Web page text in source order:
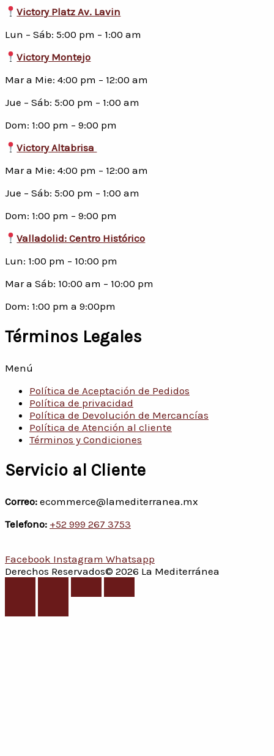
Victory Platz Av. Lavin
Lun – Sáb: 5:00 pm – 1:00 am
Victory Montejo
Mar a Mie: 4:00 pm – 12:00 am
Jue – Sáb: 5:00 pm – 1:00 am
Dom: 1:00 pm – 9:00 pm
Victory Altabrisa
Mar a Mie: 4:00 pm – 12:00 am
Jue – Sáb: 5:00 pm – 1:00 am
Dom: 1:00 pm – 9:00 pm
Valladolid: Centro Histórico
Lun: 1:00 pm – 10:00 pm
Mar a Sáb: 10:00 am – 10:00 pm
Dom: 1:00 pm a 9:00pm
Términos Legales
Menú
Política de Aceptación de Pedidos
Política de privacidad
Política de Devolución de Mercancías
Política de Atención al cliente
Términos y Condiciones
Servicio al Cliente
Correo: ecommerce@lamediterranea.mx
Telefono: +52 999 267 3753
Facebook Instagram Whatsapp
Derechos Reservados© 2026 La Mediterránea